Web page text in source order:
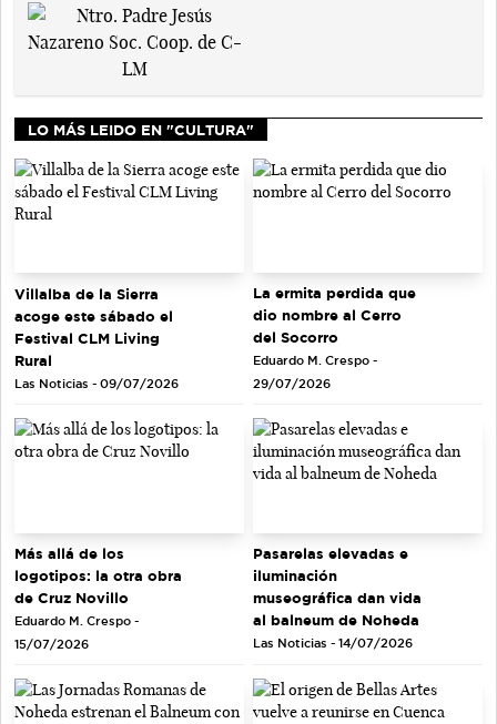
LO MÁS LEIDO EN "CULTURA"
Villalba de la Sierra
acoge este sábado el
Festival CLM Living
Rural
Las Noticias - 09/07/2026
La ermita perdida que
dio nombre al Cerro
del Socorro
Eduardo M. Crespo -
29/07/2026
Más allá de los
logotipos: la otra obra
de Cruz Novillo
Eduardo M. Crespo -
15/07/2026
Pasarelas elevadas e
iluminación
museográfica dan vida
al balneum de Noheda
Las Noticias - 14/07/2026